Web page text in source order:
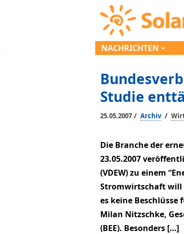
NACHRICHTEN
Studie
25.05.2007 / Archiv /
Die Branche der
23.05.2007
(VDEW) zu einem
Stromwirtschaft will
es keine Beschlüsse
Milan Nitzschke,
(BEE). Besonders […]